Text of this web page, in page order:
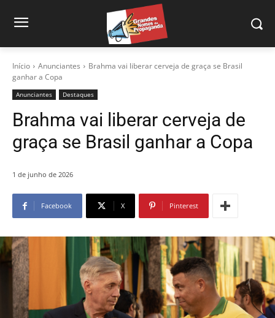
Início Anunciantes
Brahma vai liberar cerveja de graça se Brasil
ganhar a Copa
Anunciantes Destaques
Brahma vai liberar cerveja de
graça se Brasil ganhar a Copa
1 de junho de 2026
Facebook X Pinterest